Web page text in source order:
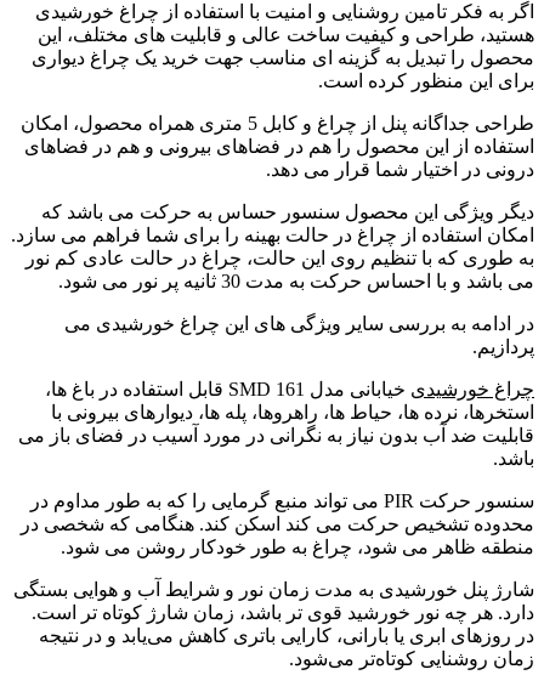
اگر به فکر تامین روشنایی و امنیت با استفاده از چراغ خورشیدی
هستید، طراحی و کیفیت ساخت عالی و قابلیت های مختلف، این
محصول را تبدیل به گزینه ای مناسب جهت خرید یک چراغ دیواری
برای این منظور کرده است.
طراحی جداگانه پنل از چراغ و کابل 5 متری همراه محصول، امکان
استفاده از این محصول را هم در فضاهای بیرونی و هم در فضاهای
درونی در اختیار شما قرار می دهد.
دیگر ویژگی این محصول سنسور حساس به حرکت می باشد که
امکان استفاده از چراغ در حالت بهینه را برای شما فراهم می سازد.
به طوری که با تنظیم روی این حالت، چراغ در حالت عادی کم نور
می باشد و با احساس حرکت به مدت 30 ثانیه پر نور می شود.
در ادامه به بررسی سایر ویژگی های این چراغ خورشیدی می
پردازیم.
چراغ خورشیدی خیابانی مدل 161 SMD قابل استفاده در
باغ ها،
استخرها، نرده ها، حیاط ها، راهروها، پله ها، دیوارهای بیرونی با
قابلیت ضد آب بدون نیاز به نگرانی در مورد آسیب در فضای باز می
باشد.
سنسور حرکت PIR می تواند منبع گرمایی را که به طور مداوم در
محدوده تشخیص حرکت می کند اسکن کند. هنگامی که شخصی در
منطقه ظاهر می شود، چراغ به طور خودکار روشن می شود.
شارژ پنل خورشیدی به مدت زمان نور و شرایط آب و هوایی بستگی
دارد. هر چه نور خورشید قوی تر باشد، زمان شارژ کوتاه تر است.
در روزهای ابری یا بارانی، کارایی باتری کاهش می‌یابد و در نتیجه
زمان روشنایی کوتاه‌تر می‌شود.